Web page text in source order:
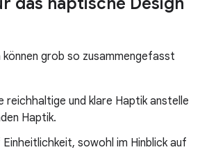
können grob so zusammengefasst
reichhaltige und klare Haptik anstelle
Haptik.
sowohl im Hinblick auf